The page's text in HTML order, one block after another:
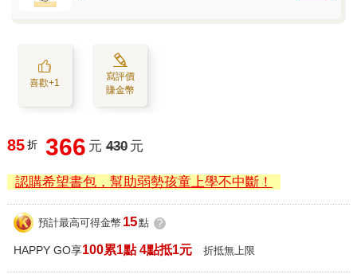
喜歡+1
寫評價
賺金幣
85 折 366 元 430 元
認購希望書包，幫助弱勢孩童上學不中斷！
預計最高可得金幣 15點 ?
HAPPY GO享100累1點 4點抵1元 折抵無上限